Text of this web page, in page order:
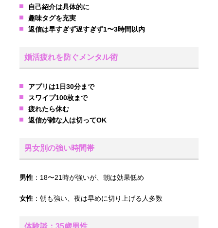
自己紹介は具体的に
趣味タグを充実
返信は早すぎず遅すぎず1〜3時間以内
婚活疲れを防ぐメンタル術
アプリは1日30分まで
スワイプ100枚まで
疲れたら休む
返信が雑な人は切ってOK
男女別の強い時間帯
男性 ：18〜21時が強いが、朝は効果低め
女性 ：朝も強い、夜は早めに切り上げる人多数
体験談：35歳男性